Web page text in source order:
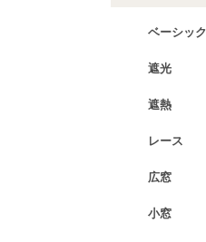
ベーシック
遮光
遮熱
レース
広窓
小窓